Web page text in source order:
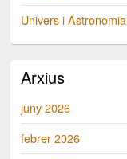
Univers i Astronomia
Arxius
juny 2026
febrer 2026